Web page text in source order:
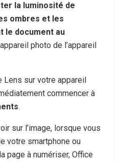
la luminosité de
ombres et les
le document au
photo de l’appareil
Lens sur votre appareil
commencer à
.
sur l’image, lorsque vous
votre smartphone ou
page à numériser, Office